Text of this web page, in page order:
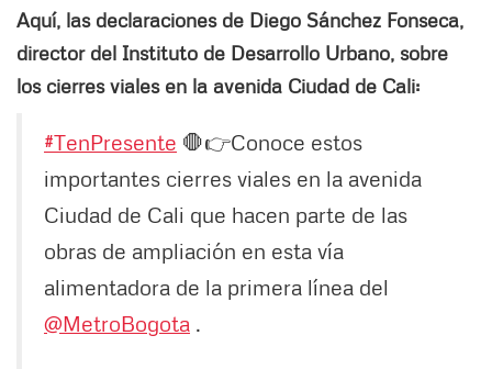
Aquí, las declaraciones de Diego Sánchez Fonseca,
director del Instituto de Desarrollo Urbano, sobre
los cierres viales en la avenida Ciudad de Cali:
#TenPresente 🛑👉Conoce estos
importantes cierres viales en la avenida
Ciudad de Cali que hacen parte de las
obras de ampliación en esta vía
alimentadora de la primera línea del
@MetroBogota .